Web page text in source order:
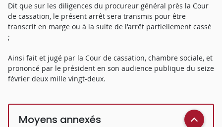
Dit que sur les diligences du procureur général près la Cour
de cassation, le présent arrêt sera transmis pour être
transcrit en marge ou à la suite de l'arrêt partiellement cassé
;
Ainsi fait et jugé par la Cour de cassation, chambre sociale, et
prononcé par le président en son audience publique du seize
février deux mille vingt-deux.
Moyens annexés